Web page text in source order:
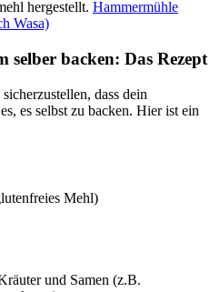
hergestellt. Hammermühle
Wasa)
backen: Das Rezept
dass dein
es selbst zu backen. Hier ist ein
Mehl)
und Samen (z.B.